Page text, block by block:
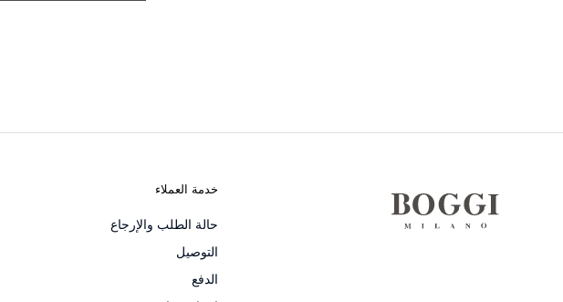
خدمة العملاء
حالة الطلب والإرجاع
التوصيل
الدفع